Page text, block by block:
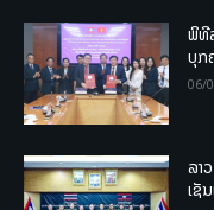
ພິທີ
ບຸກ
06/
ລາ
ເຊັ